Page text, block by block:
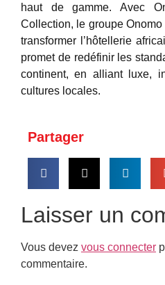
haut de gamme. Avec
Collection, le groupe
transformer l’hôtellerie
promet de redéfinir les
continent, en alliant luxe,
cultures locales.
Partager
Laisser un
Vous devez vous connecter
commentaire.